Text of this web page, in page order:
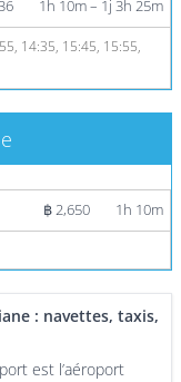
1h 10m – 1j 3h 25m
14:35, 15:45, 15:55,
/ Billets
฿ 2,650 1h 10m
: navettes, taxis,
est l’aéroport